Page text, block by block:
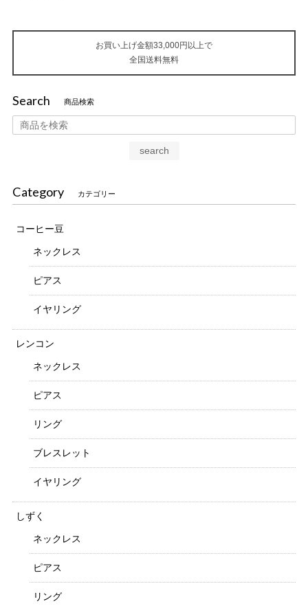
お買い上げ金額33,000円以上で
全国送料無料
Search 商品検索
search
Category カテゴリー
コーヒー豆
ネックレス
ピアス
イヤリング
レンコン
ネックレス
ピアス
リング
ブレスレット
イヤリング
しずく
ネックレス
ピアス
リング